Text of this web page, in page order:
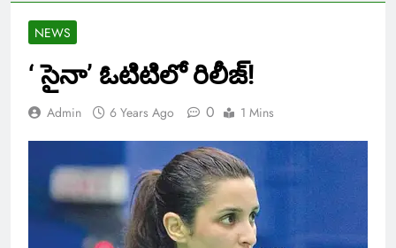
NEWS
‘ సైనా’ ఓటిటిలో రిలీజ్!
Admin 6 Years Ago 0 1 Mins